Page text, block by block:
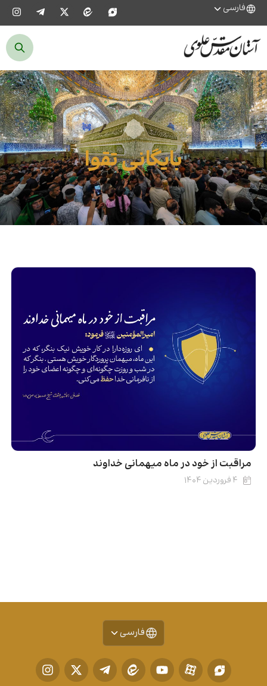
فارسی
بایگانی تقوا
مراقبت از خود در ماه میهمانی خداوند
۴ فروردین ۱۴۰۴
فارسی